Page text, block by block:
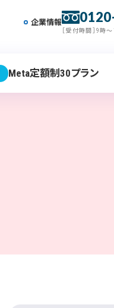
企業情報
［受付時間］9時
Meta定額制30プラン